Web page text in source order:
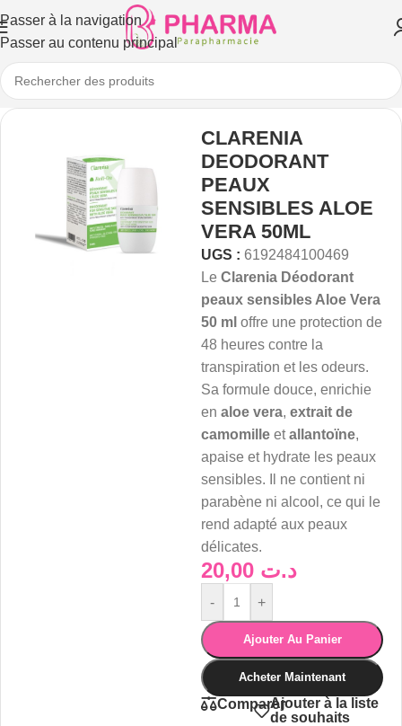
Passer à la navigation
Passer au contenu principal
CLARENIA
DEODORANT
PEAUX
SENSIBLES ALOE
VERA 50ML
UGS : 6192484100469
Le Clarenia Déodorant
peaux sensibles Aloe Vera
50 ml offre une protection de
48 heures contre la
transpiration et les odeurs.
Sa formule douce, enrichie
en aloe vera, extrait de
camomille etallantoïne,
apaise et hydrate les peaux
sensibles. Il ne contient ni
parabène ni alcool, ce qui le
rend adapté aux peaux
délicates.
د.ت
- +
Ajouter Au Panier
Acheter Maintenant
ComparerAjouter à la liste
de souhaits